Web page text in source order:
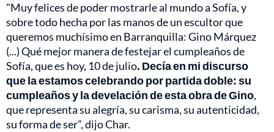
"Muy felices de poder mostrarle al mundo a Sofía, y
sobre todo hecha por las manos de un escultor que
queremos muchísimo en Barranquilla: Gino Márquez
(...) Qué mejor manera de festejar el cumpleaños de
Sofía, que es hoy, 10 de julio. Decía en mi discurso
que la estamos celebrando por partida doble: su
cumpleaños y la develación de esta obra de Gino,
que representa su alegría, su carisma, su autenticidad,
su forma de ser”, dijo Char.